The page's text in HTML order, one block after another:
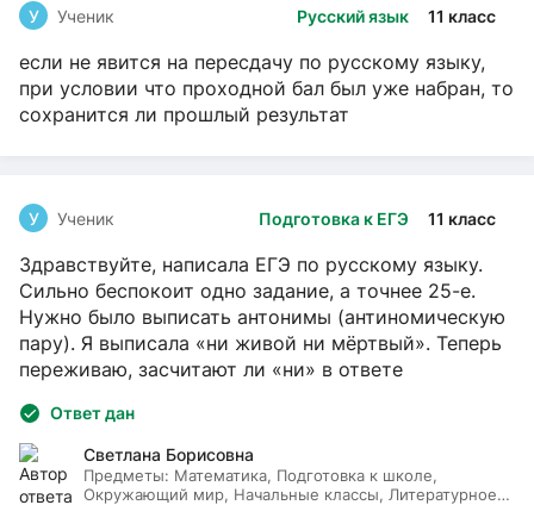
Русский язык 11 класс
У Ученик
если не явится на пересдачу по русскому языку,
при условии что проходной бал был уже набран, то
сохранится ли прошлый результат
Подготовка к ЕГЭ 11 класс
У Ученик
Здравствуйте, написала ЕГЭ по русскому языку.
Сильно беспокоит одно задание, а точнее 25-е.
Нужно было выписать антонимы (антиномическую
пару). Я выписала «ни живой ни мёртвый». Теперь
переживаю, засчитают ли «ни» в ответе
Ответ дан
Светлана Борисовна
Предметы: Математика, Подготовка к школе,
Окружающий мир, Начальные классы, Литературное